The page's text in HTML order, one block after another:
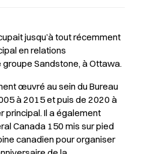
jusqu’à tout récemment
en relations
Sandstone, à Ottawa.
œuvré au sein du Bureau
à 2015 et puis de 2020 à
principal. Il a également
Canada 150 mis sur pied
canadien pour organiser